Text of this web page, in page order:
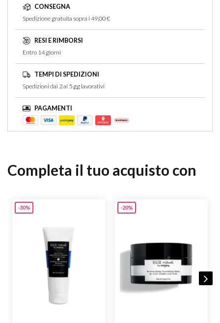
CONSEGNA
Spedizione gratuita sopra i 49,00 €
RESI E RIMBORSI
Entro 14 giorni
TEMPI DI SPEDIZIONI
Spedizioni dai 2 ai 5 gg lavorativi
PAGAMENTI
Completa il tuo acquisto con
-30% -20%